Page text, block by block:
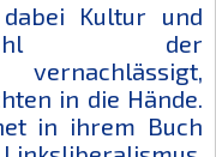
Kultur und
der
in die Hände.
in ihrem Buch